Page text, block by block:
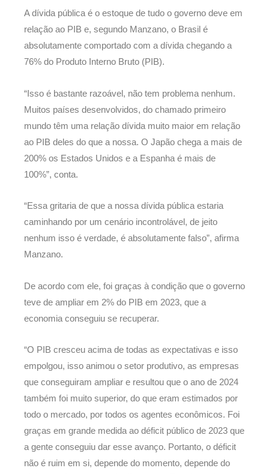
A dívida pública é o estoque de tudo o governo deve em
relação ao PIB e, segundo Manzano, o Brasil é
absolutamente comportado com a dívida chegando a
76% do Produto Interno Bruto (PIB).
“Isso é bastante razoável, não tem problema nenhum.
Muitos países desenvolvidos, do chamado primeiro
mundo têm uma relação dívida muito maior em relação
ao PIB deles do que a nossa. O Japão chega a mais de
200% os Estados Unidos e a Espanha é mais de
100%”, conta.
“Essa gritaria de que a nossa dívida pública estaria
caminhando por um cenário incontrolável, de jeito
nenhum isso é verdade, é absolutamente falso”, afirma
Manzano.
De acordo com ele, foi graças à condição que o governo
teve de ampliar em 2% do PIB em 2023, que a
economia conseguiu se recuperar.
“O PIB cresceu acima de todas as expectativas e isso
empolgou, isso animou o setor produtivo, as empresas
que conseguiram ampliar e resultou que o ano de 2024
também foi muito superior, do que eram estimados por
todo o mercado, por todos os agentes econômicos. Foi
graças em grande medida ao déficit público de 2023 que
a gente conseguiu dar esse avanço. Portanto, o déficit
não é ruim em si, depende do momento, depende do